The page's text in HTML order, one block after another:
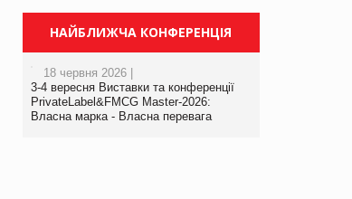
НАЙБЛИЖЧА КОНФЕРЕНЦІЯ
18 червня 2026 |
3-4 вересня Виставки та конференції
PrivateLabel&FMCG Master-2026:
Власна марка - Власна перевага